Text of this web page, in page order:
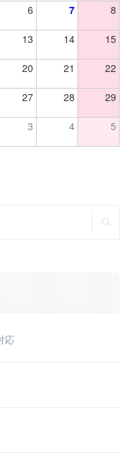
6 7 8
13 14 15
20 21 22
27 28 29
3 4 5
応